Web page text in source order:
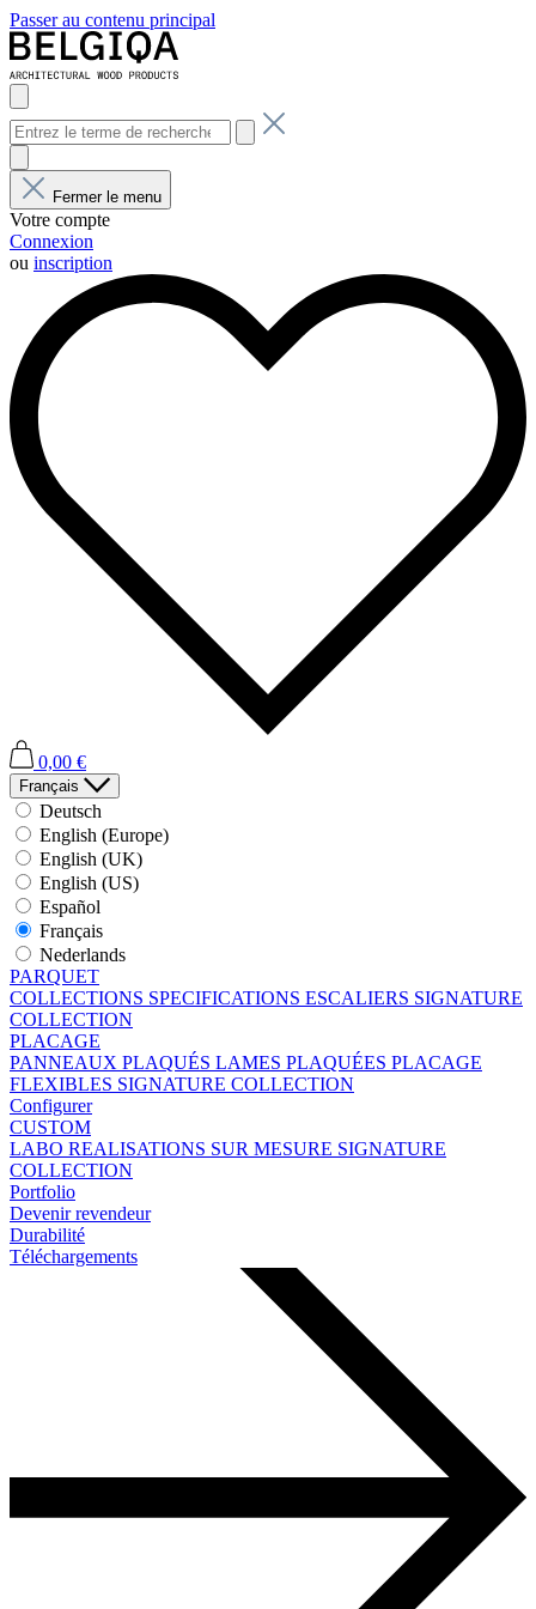
Passer au contenu principal
Fermer le menu
Votre compte
Connexion
ou inscription
0,00 €
Français
Deutsch
English (Europe)
English (UK)
English (US)
Español
Français
Nederlands
PARQUET
COLLECTIONS SPECIFICATIONS ESCALIERS SIGNATURE
COLLECTION
PLACAGE
PANNEAUX PLAQUÉS LAMES PLAQUÉES PLACAGE
FLEXIBLES SIGNATURE COLLECTION
Configurer
CUSTOM
LABO REALISATIONS SUR MESURE SIGNATURE
COLLECTION
Portfolio
Devenir revendeur
Durabilité
Téléchargements